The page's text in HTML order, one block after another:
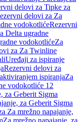
delovi za Tipke za
delovi za Za
vodokotlićeRezervni
Delta ugradne
vodokotlićeZa
za Za Twinline
Uređaji za ispiranje
Rezervni delovi za
ispiranjaZa
vodokotliće 12
za Geberit Sigma
za Geberit Sigma
Za mrežno napajanje,
Za mrežno napajanje, za